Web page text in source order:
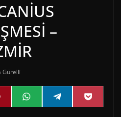
–
Gürelli
P
i
Share
on
W
h
Share
on
e
Share
on
P
o